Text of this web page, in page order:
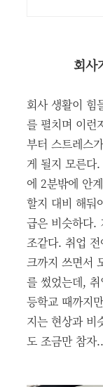
정적인 인
회사
회사 생활이 힘
를 펼치며 이런
부터 스트레스
게 될지 모른다
에 2분밖에 안
할지 대비 해둬
급은 비슷하다.
조같다. 취업
크까지 쓰면서
를 썼었는데,
등학교 때까지
지는 현상과 비
도 조금만 참자..